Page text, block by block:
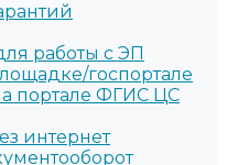
работы с ЭП
госпортале
портале ФГИС ЦС
интернет